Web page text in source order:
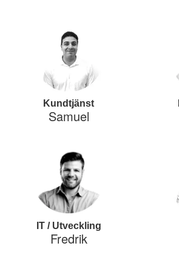
Kundtjänst
Samuel
IT / Utveckling
Fredrik